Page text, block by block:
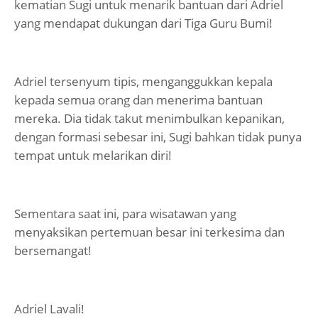
kematian Sugi untuk menarik bantuan dari Adriel
yang mendapat dukungan dari Tiga Guru Bumi!
Adriel tersenyum tipis, menganggukkan kepala
kepada semua orang dan menerima bantuan
mereka. Dia tidak takut menimbulkan kepanikan,
dengan formasi sebesar ini, Sugi bahkan tidak punya
tempat untuk melarikan diri!
Sementara saat ini, para wisatawan yang
menyaksikan pertemuan besar ini terkesima dan
bersemangat!
Adriel Lavali!